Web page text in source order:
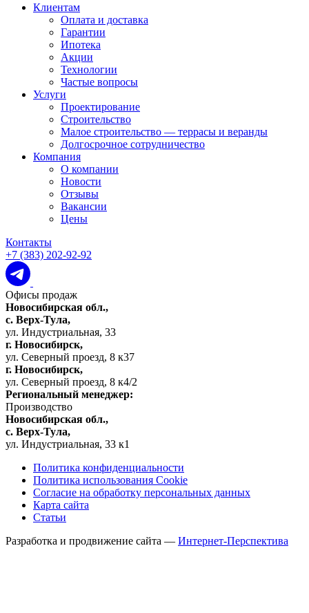
Клиентам
Оплата и доставка
Гарантии
Ипотека
Акции
Технологии
Частые вопросы
Услуги
Проектирование
Строительство
Малое строительство — террасы и веранды
Долгосрочное сотрудничество
Компания
О компании
Новости
Отзывы
Вакансии
Цены
Контакты
+7 (383) 202-92-92
Офисы продаж
Новосибирская обл.,
c. Верх-Тула,
ул. Индустриальная, 33
г. Новосибирск,
ул. Северный проезд, 8 к37
г. Новосибирск,
ул. Северный проезд, 8 к4/2
Региональный менеджер:
Производство
Новосибирская обл.,
c. Верх-Тула,
ул. Индустриальная, 33 к1
Политика конфиденциальности
Политика использования Cookie
Согласие на обработку персональных данных
Карта сайта
Статьи
Разработка и продвижение сайта — Интернет-Перспектива